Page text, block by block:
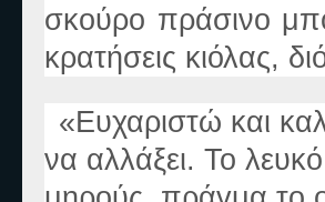
σκούρο πράσινο
κρατήσεις κιόλας,
«Ευχαριστώ και
να αλλάξει. Το